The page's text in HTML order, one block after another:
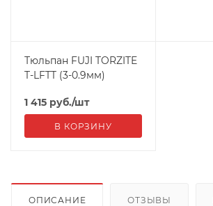
Тюльпан FUJI TORZITE
T-LFTT (3-0.9мм)
1 415 руб./шт
В КОРЗИНУ
ОПИСАНИЕ ОТЗЫВЫ